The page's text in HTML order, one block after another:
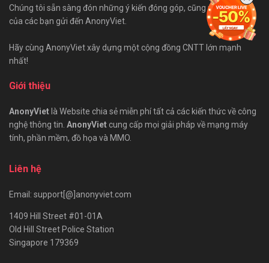
Chúng tôi sẵn sàng đón những ý kiến đóng góp, cũng như bài viết
của các bạn gửi đến AnonyViet.
Hãy cùng AnonyViet xây dựng một cộng đồng CNTT lớn mạnh
nhất!
Giới thiệu
AnonyVietlà Website chia sẻ miễn phí tất cả các kiến thức về công
nghệ thông tin. AnonyViet cung cấp mọi giải pháp về mạng máy
tính, phần mềm, đồ họa và MMO.
Liên hệ
Email: support[@]anonyviet.com
1409 Hill Street #01-01A
Old Hill Street Police Station
Singapore 179369